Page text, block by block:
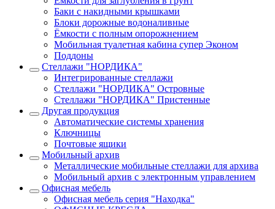
Баки с накидными крышками
Блоки дорожные водоналивные
Ёмкости с полным опорожнением
Мобильная туалетная кабина супер Эконом
Поддоны
Стеллажи "НОРДИКА"
Интегрированные стеллажи
Стеллажи "НОРДИКА" Островные
Стеллажи "НОРДИКА" Пристенные
Другая продукция
Автоматические системы хранения
Ключницы
Почтовые ящики
Мобильный архив
Металлические мобильные стеллажи для архива
Мобильный архив с электронным управлением
Офисная мебель
Офисная мебель серия "Находка"